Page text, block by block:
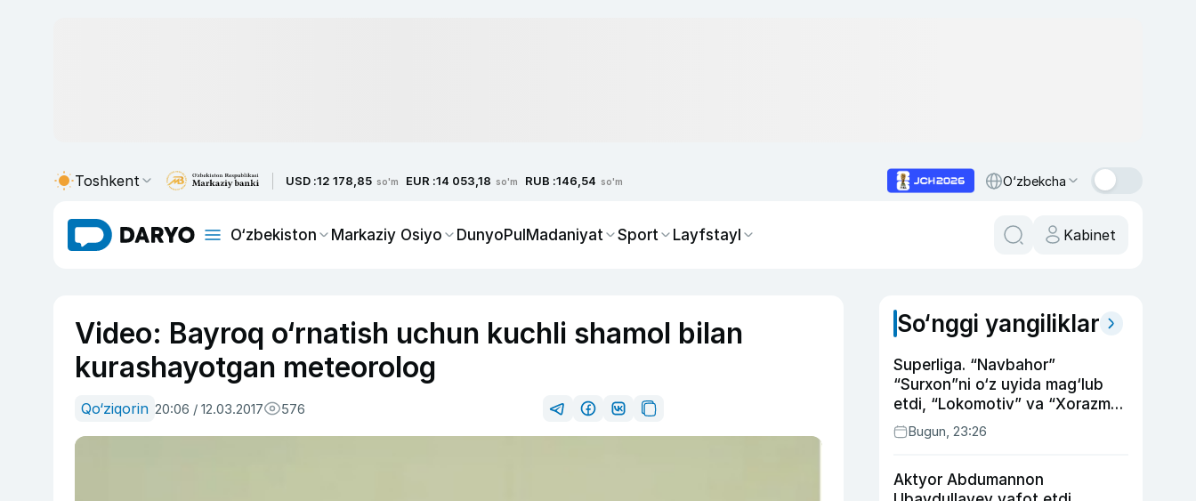
Toshkent USD :12 178,85 so'm EUR :14 053,18 so'm RUB :146,54 so'm O‘zbekcha
O‘zbekiston Markaziy Osiyo DunyoPulMadaniyat Sport Layfstayl Kabinet
Video: Bayroq o‘rnatish uchun kuchli shamol bilan
kurashayotgan meteorolog
Qo‘ziqorin 20:06 / 12.03.2017 576
So‘nggi yangiliklar
Superliga. “Navbahor”
“Surxon”ni o‘z uyida mag‘lub
etdi, “Lokomotiv” va “Xorazm”
uyda g‘alaba qozondi
Bugun, 23:26
Aktyor Abdu­mannon